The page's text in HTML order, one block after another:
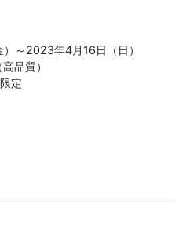
～2023年4月16日（日）
品質）
定